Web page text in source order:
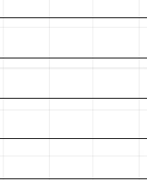
cada categoría para
y la satisfacción
Te
para mayor